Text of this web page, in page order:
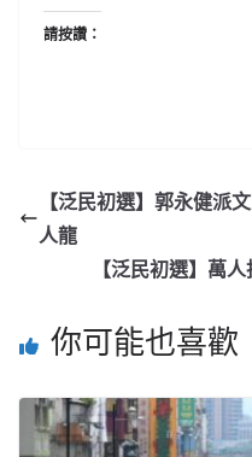
請按讚：
【泛民初選】郭永健派
人龍
【泛民初選】萬
你可能也喜歡